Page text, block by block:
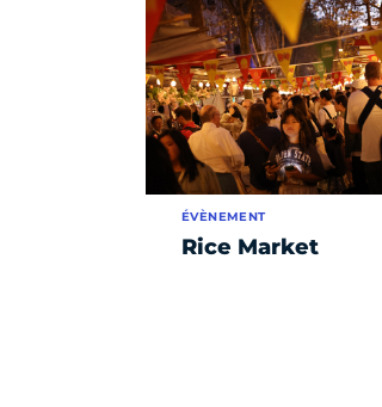
Rice Market
ÉVÈNEMENT